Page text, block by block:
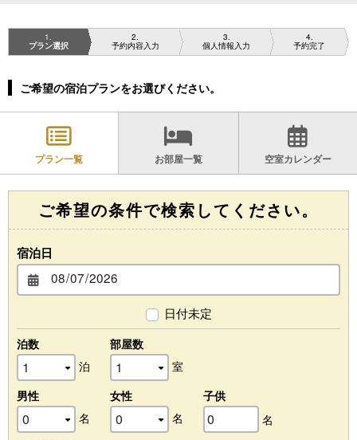
1
プラン選択
2
予約内容入力
3
個人情報入力
4
予約完了
ご希望の宿泊プランをお選びください。
プラン一覧 お部屋一覧 空室カレンダー
ご希望の条件で検索してください。
宿泊日
日付未定
泊数
泊
部屋数
室
男性
名
女性
名
子供
名